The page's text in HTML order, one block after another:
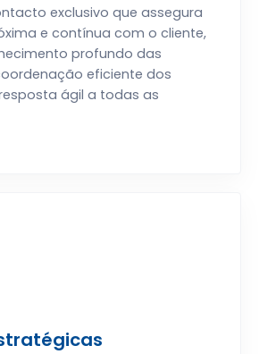
exclusivo que assegura
e contínua com o cliente,
profundo das
eficiente dos
ágil a todas as